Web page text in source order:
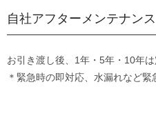
自社アフターメンテナンス
お引き渡し後、1年・5年・10年
＊緊急時の即対応、水漏れなど緊